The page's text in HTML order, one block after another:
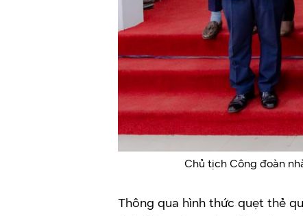
Chủ tịch Công đoàn
Thông qua hình thức quẹt thẻ